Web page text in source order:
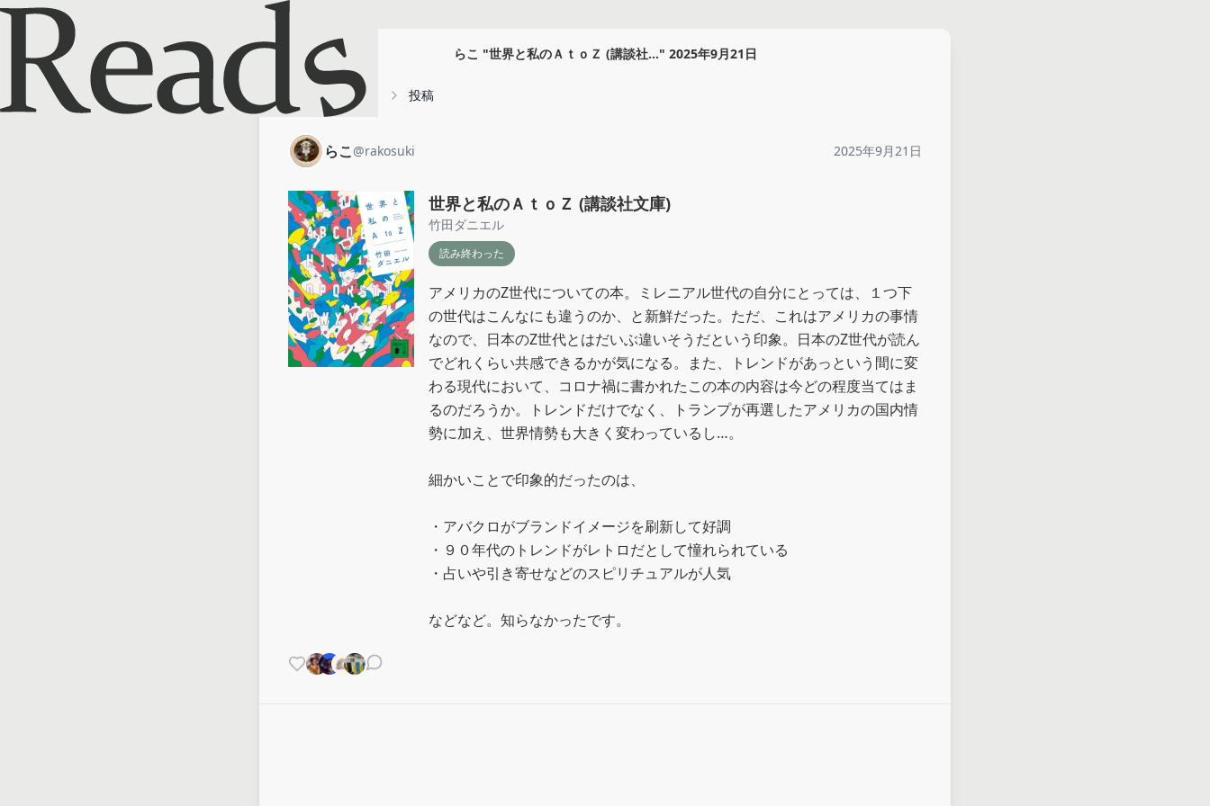
らこ "世界と私のＡｔｏＺ (講談社..." 2025年9月21日
らこ 投稿
らこ@rakosuki 2025年9月21日
世界と私のＡｔｏＺ (講談社文庫)
竹田ダニエル
読み終わった
アメリカのZ世代についての本。ミレニアル世代の自分にとっては、１つ下
の世代はこんなにも違うのか、と新鮮だった。ただ、これはアメリカの事情
なので、日本のZ世代とはだいぶ違いそうだという印象。日本のZ世代が読ん
でどれくらい共感できるかが気になる。また、トレンドがあっという間に変
わる現代において、コロナ禍に書かれたこの本の内容は今どの程度当てはま
るのだろうか。トレンドだけでなく、トランプが再選したアメリカの国内情
勢に加え、世界情勢も大きく変わっているし…。
細かいことで印象的だったのは、
・アバクロがブランドイメージを刷新して好調
・９０年代のトレンドがレトロだとして憧れられている
・占いや引き寄せなどのスピリチュアルが人気
などなど。知らなかったです。